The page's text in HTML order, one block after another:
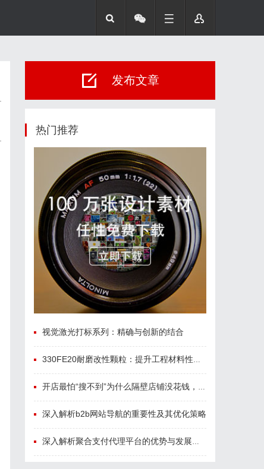
发布文章
热门推荐
视觉激光打标系列：精确与创新的结合
330FE20耐磨改性颗粒：提升工程材料性能的秘密武器
开店最怕“搜不到”为什么隔壁店铺没花钱，ai却天天给他免费派单？
深入解析b2b网站导航的重要性及其优化策略
深入解析聚合支付代理平台的优势与发展趋势